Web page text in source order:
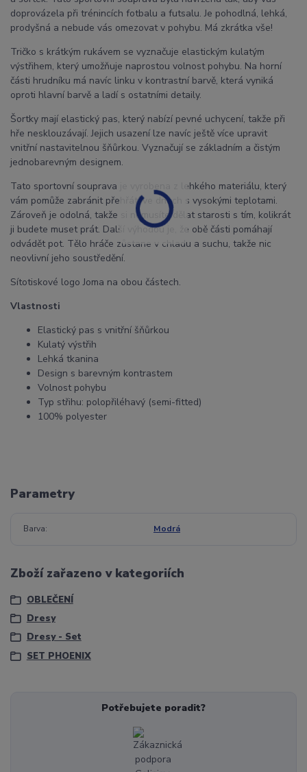
doprovázela při trénincích fotbalu a futsalu. Je pohodlná, lehká,
prodyšná a nebude vás omezovat v pohybu. Má zkrátka vše!
Tričko s krátkým rukávem se vyznačuje elastickým kulatým
výstřihem, který umožňuje naprostou volnost pohybu. Na horní
části hrudníku má navíc linku v kontrastní barvě, která vyniká
oproti hlavní barvě a ladí s ostatními detaily.
Šortky mají elastický pas, který nabízí pevné uchycení, takže při
hře nesklouzávají. Jejich usazení lze navíc ještě více upravit
vnitřní nastavitelnou šňůrkou. Vyznačují se základním a čistým
jednobarevným designem.
Tato sportovní souprava je vyrobena z lehkého materiálu, který
vám pomůže zabránit přehřátí ve dnech s vysokými teplotami.
Zároveň je odolná, takže si nemusíte dělat starosti s tím, kolikrát
ji budete muset prát. Další výhodou je, že obě části pomáhají
odvádět pot. Tělo hráče zůstane v chladu a suchu, takže nic
neovlivní jeho soustředění.
Sítotiskové logo Joma na obou částech.
Vlastnosti
Elastický pas s vnitřní šňůrkou
Kulatý výstřih
Lehká tkanina
Design s barevným kontrastem
Volnost pohybu
Typ střihu: polopřiléhavý (semi-fitted)
100% polyester
Parametry
Barva Modrá
Zboží zařazeno v kategoriích
OBLEČENÍ
Dresy
Dresy - Set
SET PHOENIX
Potřebujete poradit?